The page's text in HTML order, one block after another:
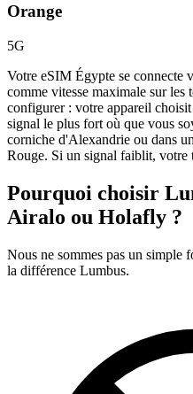
Orange
5G
Votre eSIM Égypte se connecte
comme vitesse maximale sur les
configurer : votre appareil
signal le plus fort où que vous
corniche d'Alexandrie ou dans
Rouge. Si un signal faiblit, votre
Pourquoi choisir
Airalo ou Holafly ?
Nous ne sommes pas un
la différence Lumbus.